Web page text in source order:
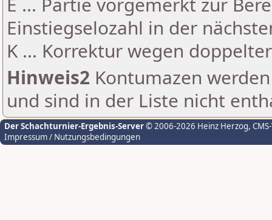
Einstiegselozahl in der
K ... Korrektur wegen
Hinweis2 Kontumazen
und sind in der Liste nicht
Der Schachturnier-Ergebnis-Server© 2006-2026 Heinz Herzog,
Impressum / Nutzungsbedingungen